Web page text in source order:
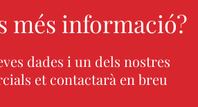
més informació?
dades i un dels nostres
et contactarà en breu